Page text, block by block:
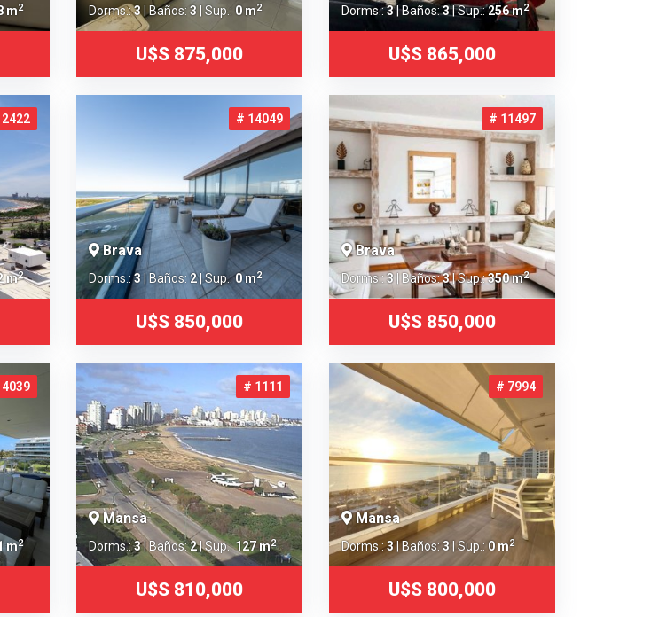
m2 Dorms.:3| Baños: 3 | Sup.: 0 m2
U$S 875,000
Dorms.:3| Baños:3| Sup.:256 m2
U$S 865,000
m2
# 14049
Brava
Dorms.:3 | Baños: 2| Sup.:0 m2
U$S 850,000
# 11497
Brava
Dorms.:3| Baños:3| Sup.:350 m2
U$S 850,000
m2
# 1111
Mansa
Dorms.:3| Baños:2| Sup.:127 m2
U$S 810,000
# 7994
Mansa
Dorms.:3| Baños: 3 | Sup.: 0 m2
U$S 800,000